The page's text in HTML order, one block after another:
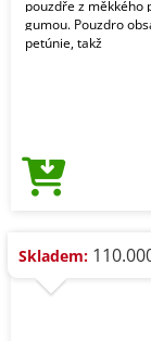
pouzdře z měkkého
gumou. Pouzdro
petúnie, takž
Skladem: